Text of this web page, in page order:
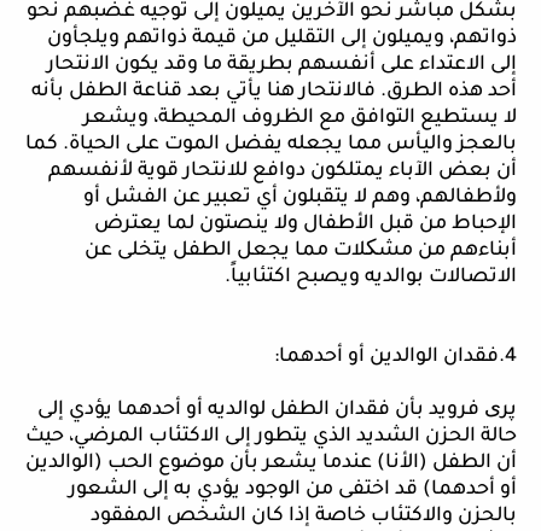
بشكل مباشر نحو الآخرين يميلون إلى توجيه غضبهم نحو
ذواتهم، ويميلون إلى التقليل من قيمة ذواتهم ويلجأون
إلى الاعتداء على أنفسهم بطريقة ما وقد يكون الانتحار
أحد هذه الطرق. فالانتحار هنا يأتي بعد قناعة الطفل بأنه
لا يستطيع التوافق مع الظروف المحيطة، ويشعر
بالعجز واليأس مما يجعله يفضل الموت على الحياة. كما
أن بعض الآباء يمتلكون دوافع للانتحار قوية لأنفسهم
ولأطفالهم، وهم لا يتقبلون أي تعبير عن الفشل أو
الإحباط من قبل الأطفال ولا ينصتون لما يعترض
أبناءهم من مشکلات مما يجعل الطفل يتخلى عن
الاتصالات بوالديه ويصبح اكتئابياً.
4.فقدان الوالدين أو أحدهما:
پری فرويد بأن فقدان الطفل لوالديه أو أحدهما يؤدي إلى
حالة الحزن الشديد الذي يتطور إلى الاكتئاب المرضي، حيث
أن الطفل (الأنا) عندما يشعر بأن موضوع الحب (الوالدين
أو أحدهما) قد اختفى من الوجود يؤدي به إلى الشعور
بالحزن والاكتئاب خاصة إذا كان الشخص المفقود